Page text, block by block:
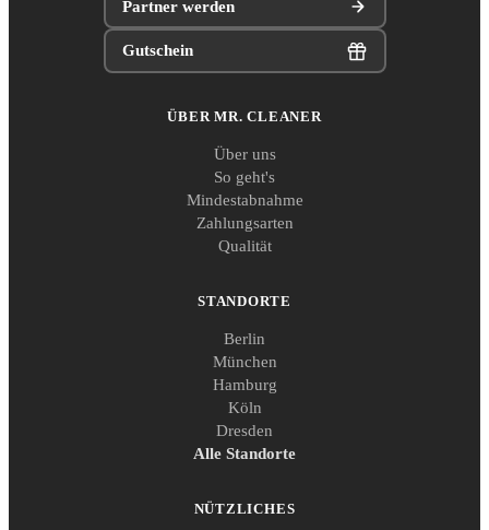
Partner werden
Gutschein
ÜBER MR. CLEANER
Über uns
So geht's
Mindestabnahme
Zahlungsarten
Qualität
STANDORTE
Berlin
München
Hamburg
Köln
Dresden
Alle Standorte
NÜTZLICHES